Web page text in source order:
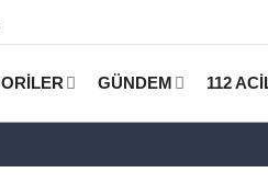
GÜNDEM 112